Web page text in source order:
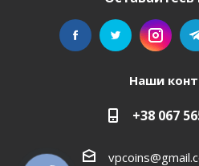
Наши
+38 067